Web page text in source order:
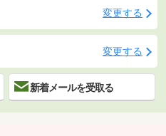
変更する
変更する
新着メールを受取る